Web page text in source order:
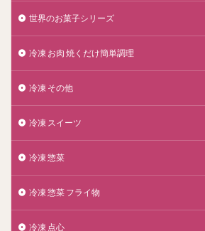
世界のお菓子シリーズ
冷凍 お肉 焼くだけ簡単調理
冷凍 その他
冷凍 スイーツ
冷凍 惣菜
冷凍 惣菜 フライ物
冷凍 点心